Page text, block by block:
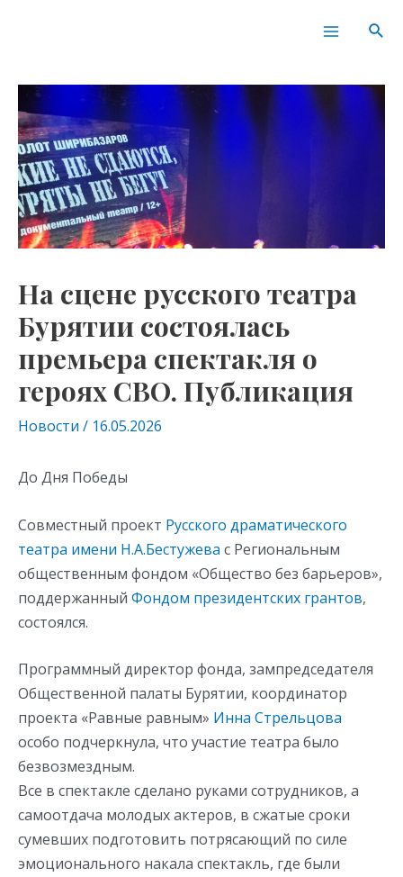
Main
На сцене русского театра
Бурятии состоялась
премьера спектакля о
героях СВО. Публикация
Новости / 16.05.2026
До Дня Победы
Совместный проект Русского драматического
театра имени Н.А.Бестужева с Региональным
общественным фондом «Общество без барьеров»,
поддержанный Фондом президентских грантов,
состоялся.
Программный директор фонда, зампредседателя
Общественной палаты Бурятии, координатор
проекта «Равные равным» Инна Стрельцова
особо подчеркнула, что участие театра было
безвозмездным.
Все в спектакле сделано руками сотрудников, а
самоотдача молодых актеров, в сжатые сроки
сумевших подготовить потрясающий по силе
эмоционального накала спектакль, где были